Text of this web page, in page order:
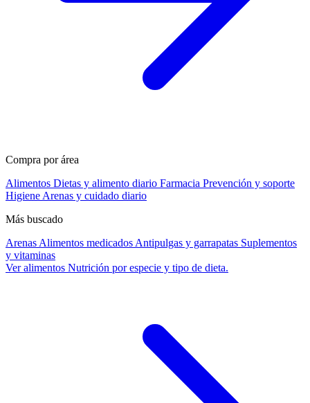
Compra por área
Alimentos Dietas y alimento diario Farmacia Prevención y soporte
Higiene Arenas y cuidado diario
Más buscado
Arenas Alimentos medicados Antipulgas y garrapatas Suplementos
y vitaminas
Ver alimentos Nutrición por especie y tipo de dieta.